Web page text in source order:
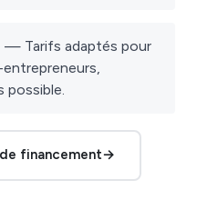
— Tarifs adaptés pour
possible.
financement→